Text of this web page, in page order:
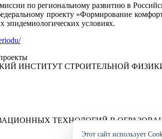
по региональному развитию в
проекту «Формирование
эпидемиологических условиях.
ИНСТИТУТ СТРОИТЕЛЬНОЙ
ТЕХНОЛОГИЙ В
Этот сайт использует